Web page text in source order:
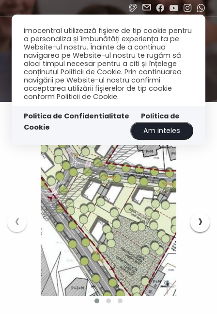
imocentral utilizează fişiere de tip cookie pentru
a personaliza și îmbunătăți experiența ta pe
Website-ul nostru. Înainte de a continua
navigarea pe Website-ul nostru te rugăm să
aloci timpul necesar pentru a citi și înțelege
conținutul Politicii de Cookie. Prin continuarea
navigării pe Website-ul nostru confirmi
acceptarea utilizării fişierelor de tip cookie
conform Politicii de Cookie.
Politica de Confidentialitate
Politica de
Cookie
Am inteles
‹ ›